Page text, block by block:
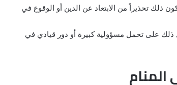
ذلك تحذيراً من الابتعاد عن الدين أو الوقوع في
على تحمل مسؤولية كبيرة أو دور قيادي في